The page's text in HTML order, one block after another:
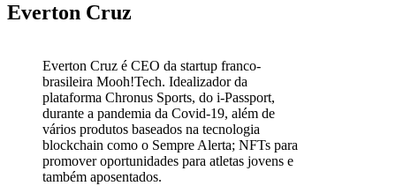
Everton Cruz
Everton Cruz é CEO da startup franco-
brasileira Mooh!Tech. Idealizador da
plataforma Chronus Sports, do i-Passport,
durante a pandemia da Covid-19, além de
vários produtos baseados na tecnologia
blockchain como o Sempre Alerta; NFTs para
promover oportunidades para atletas jovens e
também aposentados.